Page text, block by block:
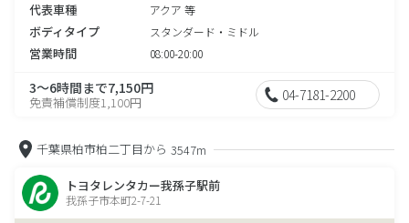
代表車種 アクア 等
ボディタイプ スタンダード・ミドル
営業時間 08:00-20:00
3～6時間まで7,150円
免責補償制度1,100円 04-7181-2200
千葉県柏市柏二丁目から 3547m
トヨタレンタカー我孫子駅前
我孫子市本町2-7-21